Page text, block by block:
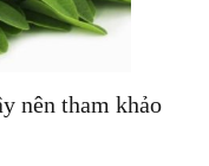
nên tham khảo